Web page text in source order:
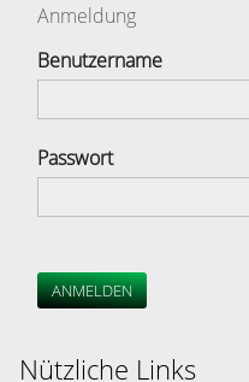
Anmeldung
Benutzername
Passwort
ANMELDEN
Nützliche Links